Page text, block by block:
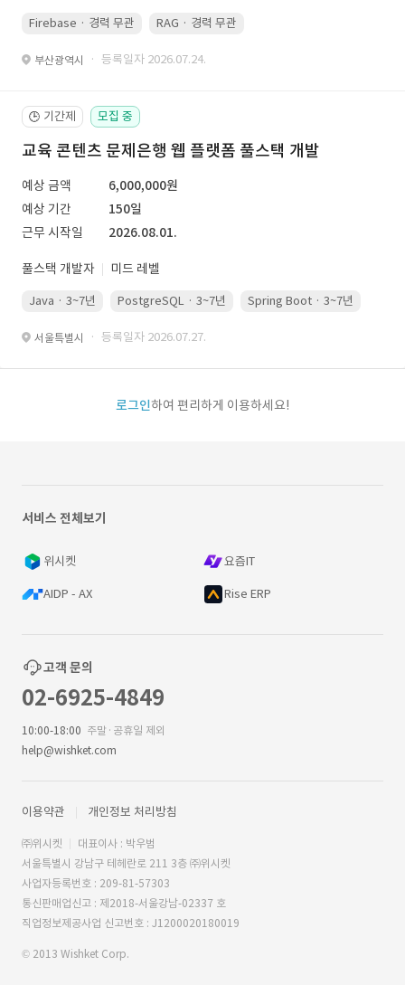
Firebase · 경력 무관 RAG · 경력 무관
부산광역시 · 등록일자 2026.07.24.
🕒 기간제 모집 중
교육 콘텐츠 문제은행 웹 플랫폼 풀스택 개발
예상 금액
6,000,000원
예상 기간
150일
근무 시작일
2026.08.01.
풀스택 개발자 미드 레벨
Java · 3~7년 PostgreSQL · 3~7년 Spring Boot · 3~7년
서울특별시 · 등록일자 2026.07.27.
로그인하여 편리하게 이용하세요!
서비스 전체보기
위시켓 요즘IT
AIDP - AX Rise ERP
고객 문의
02-6925-4849
10:00-18:00 주말·공휴일 제외
help@wishket.com
이용약관 개인정보 처리방침
㈜위시켓
대표이사 : 박우범
서울특별시 강남구 테헤란로 211 3층 ㈜위시켓
사업자등록번호 : 209-81-57303
통신판매업신고 : 제2018-서울강남-02337 호
직업정보제공사업 신고번호 : J1200020180019
© 2013 Wishket Corp.